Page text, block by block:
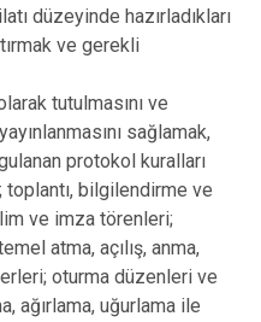
düzeyinde hazırladıkları
ve gerekli
tutulmasını ve
sağlamak,
protokol kuralları
toplantı, bilgilendirme ve
ve imza törenleri;
atma, açılış, anma,
oturma düzenleri ve
ağırlama, uğurlama ile